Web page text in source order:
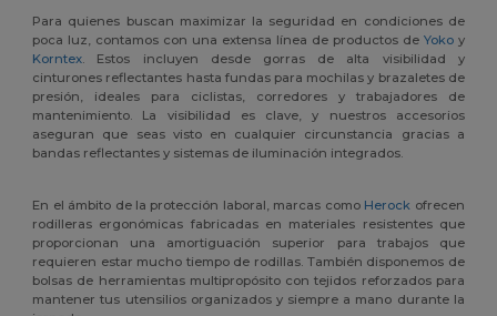
Para quienes buscan maximizar la seguridad en condiciones de
poca luz, contamos con una extensa línea de productos de Yokoy
Korntex. Estos incluyen desde gorras de alta visibilidad y
cinturones reflectantes hasta fundas para mochilas y brazaletes de
presión, ideales para ciclistas, corredores y trabajadores de
mantenimiento. La visibilidad es clave, y nuestros accesorios
aseguran que seas visto en cualquier circunstancia gracias a
bandas reflectantes y sistemas de iluminación integrados.
En el ámbito de la protección laboral, marcas como Herock ofrecen
rodilleras ergonómicas fabricadas en materiales resistentes que
proporcionan una amortiguación superior para trabajos que
requieren estar mucho tiempo de rodillas. También disponemos de
bolsas de herramientas multipropósito con tejidos reforzados para
mantener tus utensilios organizados y siempre a mano durante la